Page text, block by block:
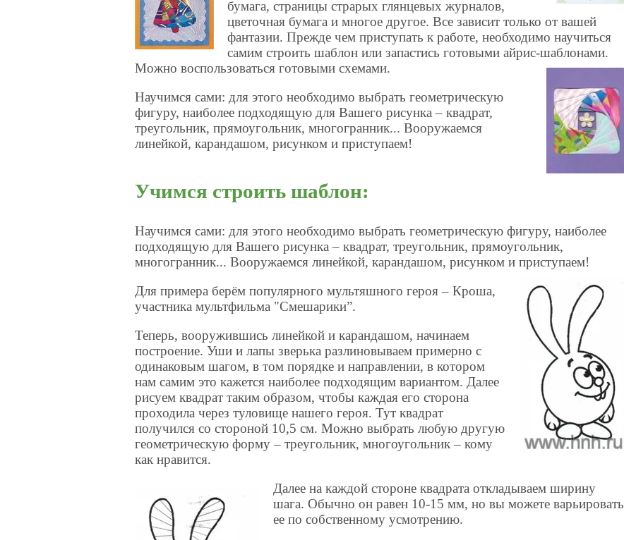
бумага, страницы страрых глянцевых журналов,
цветочная бумага и многое другое. Все зависит только от вашей
фантазии. Прежде чем приступать к работе, необходимо научиться
самим строить шаблон или запастись готовыми айрис-шаблонами.
Можно воспользоваться готовыми схемами.
Научимся сами: для этого необходимо выбрать геометрическую
фигуру, наиболее подходящую для Вашего рисунка – квадрат,
треугольник, прямоугольник, многогранник... Вооружаемся
линейкой, карандашом, рисунком и приступаем!
Учимся строить шаблон:
Научимся сами: для этого необходимо выбрать геометрическую фигуру, наиболее
подходящую для Вашего рисунка – квадрат, треугольник, прямоугольник,
многогранник... Вооружаемся линейкой, карандашом, рисунком и приступаем!
Для примера берём популярного мультяшного героя – Кроша,
участника мультфильма "Смешарики”.
Теперь, вооружившись линейкой и карандашом, начинаем
построение. Уши и лапы зверька разлиновываем примерно с
одинаковым шагом, в том порядке и направлении, в котором
нам самим это кажется наиболее подходящим вариантом. Далее
рисуем квадрат таким образом, чтобы каждая его сторона
проходила через туловище нашего героя. Тут квадрат
получился со стороной 10,5 см. Можно выбрать любую другую
геометрическую форму – треугольник, многоугольник – кому
как нравится.
Далее на каждой стороне квадрата откладываем ширину
шага. Обычно он равен 10-15 мм, но вы можете варьировать
ее по собственному усмотрению.